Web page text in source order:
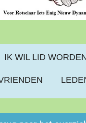
IK WIL LID